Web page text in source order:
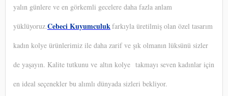
yalın günlere ve en görkemli gecelere daha fazla anlam
yüklüyoruz.Cebeci Kuyumculukfarkıyla üretilmiş olan özel tasarım
kadın kolye ürünlerimiz ile daha zarif ve şık olmanın lüksünü sizler
de yaşayın. Kalite tutkunu ve altın kolye takmayı seven kadınlar için
en ideal seçenekler bu alımlı dünyada sizleri bekliyor.